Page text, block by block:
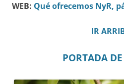
WEB: Qué ofrecemos NyR,
IR
PORTADA